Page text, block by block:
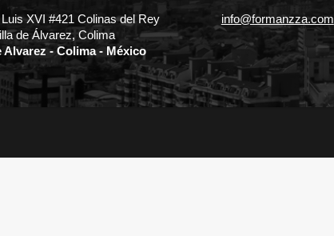
XVI #421 Colinas del Rey
de Álvarez, Colima
Alvarez - Colima - México
info@formanzza.com